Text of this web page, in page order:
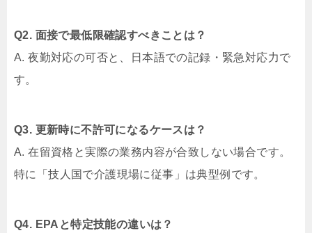
Q2. 面接で最低限確認すべきことは？
A. 夜勤対応の可否と、日本語での記録・緊急対応力で
す。
Q3. 更新時に不許可になるケースは？
A. 在留資格と実際の業務内容が合致しない場合です。
特に「技人国で介護現場に従事」は典型例です。
Q4. EPAと特定技能の違いは？